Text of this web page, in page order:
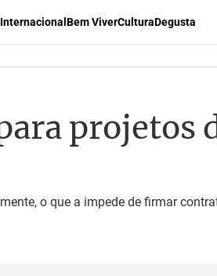
Internacional Bem ViverCulturaDegusta
projetos
o que a impede de firmar